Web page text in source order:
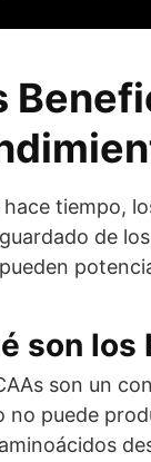
hace tiempo,
de
son los
son un
no puede